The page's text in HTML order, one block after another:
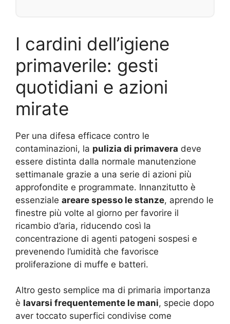
I cardini dell’igiene
primaverile: gesti
quotidiani e azioni
mirate
Per una difesa efficace contro le
contaminazioni, la pulizia di primavera deve
essere distinta dalla normale manutenzione
settimanale grazie a una serie di azioni più
approfondite e programmate. Innanzitutto è
essenziale areare spesso le stanze, aprendo le
finestre più volte al giorno per favorire il
ricambio d’aria, riducendo così la
concentrazione di agenti patogeni sospesi e
prevenendo l’umidità che favorisce
proliferazione di muffe e batteri.
Altro gesto semplice ma di primaria importanza
è lavarsi frequentemente le mani, specie dopo
aver toccato superfici condivise come